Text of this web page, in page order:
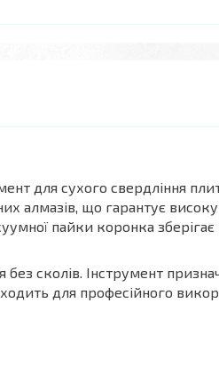
для сухого свердління
алмазів, що гарантує високу
пайки коронка зберігає
без сколів. Інструмент
для професійного